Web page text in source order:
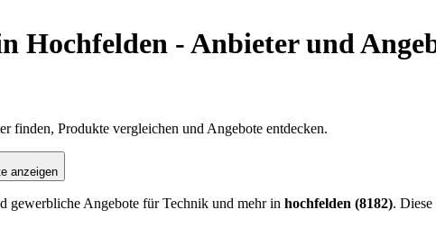
Hochfelden - Anbieter und
finden, Produkte vergleichen und Angebote entdecken.
anzeigen
Angebote für Technik und mehr in hochfelden (8182).